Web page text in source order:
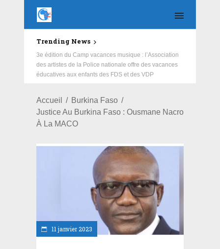
Trending News
3e édition du Camp vacances musique : l’Association
des artistes de la Police nationale offre des vacances
éducatives aux enfants des FDS et des VDP
Accueil
Burkina Faso
Justice Au Burkina Faso : Ousmane Nacro
À La MACO
11 janvier 2023